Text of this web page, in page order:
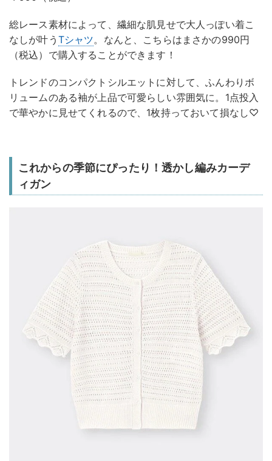
総レース素材によって、繊細な肌見せで大人っぽい着こ
なしが叶う Tシャツ。なんと、こちらはまさかの990円
（税込）で購入することができます！
トレンドのコンパクトシルエットに対して、ふんわりボ
リュームのある袖が上品で可愛らしい雰囲気に。1点投入
で華やかに見せてくれるので、1枚持っておいて損なし♡
これからの季節にぴったり！透かし編みカーデ
ィガン